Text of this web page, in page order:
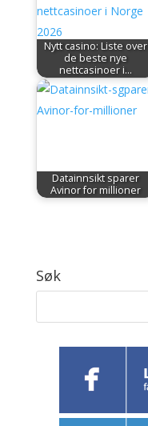
Nytt casino: Liste over
de beste nye
nettcasinoer i…
Datainnsikt sparer
Avinor for millioner
Søk